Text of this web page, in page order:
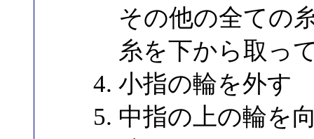
その他の全ての
糸を下から取っ
小指の輪を外す
中指の上の輪を